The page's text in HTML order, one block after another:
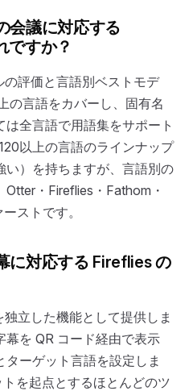
会議に対応する
ですか？
評価と言語別ベストモデ
の言語をカバーし、固有名
全言語で用語集をサポート
以上の言語のラインナップ
い）を持ちますが、言語別の
・Fireflies・Fathom・
ストです。
に対応する Fireflies の
立した機能として提供しま
を QR コード経由で表示
ーゲット言語を設定しま
を起点とするほとんどのツ